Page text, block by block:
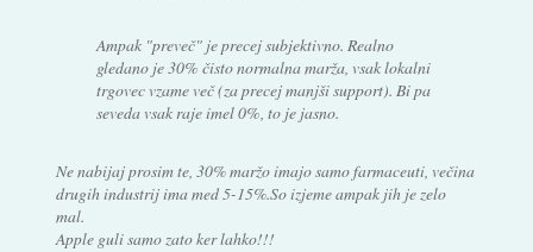
Ampak "preveč" je precej subjektivno. Realno
gledano je 30% čisto normalna marža, vsak lokalni
trgovec vzame več (za precej manjši support). Bi pa
seveda vsak raje imel 0%, to je jasno.
Ne nabijaj prosim te, 30% maržo imajo samo farmaceuti, večina
drugih industrij ima med 5-15%.So izjeme ampak jih je zelo
mal.
Apple guli samo zato ker lahko!!!